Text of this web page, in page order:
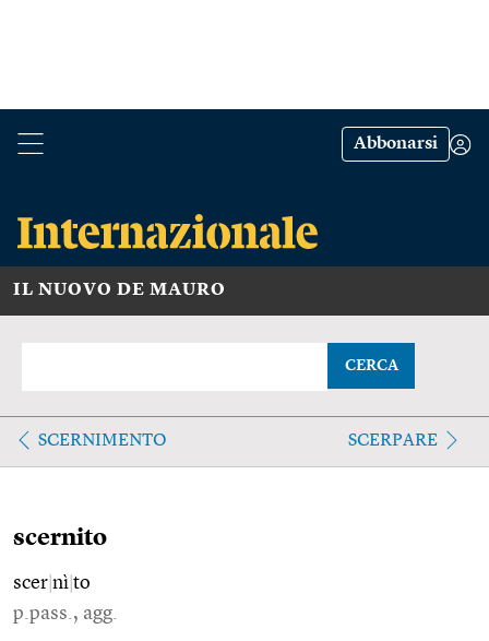
Abbonarsi
IL NUOVO DE MAURO
CERCA
SCERNIMENTO SCERPARE
scernito
scer nì to
p.pass., agg.